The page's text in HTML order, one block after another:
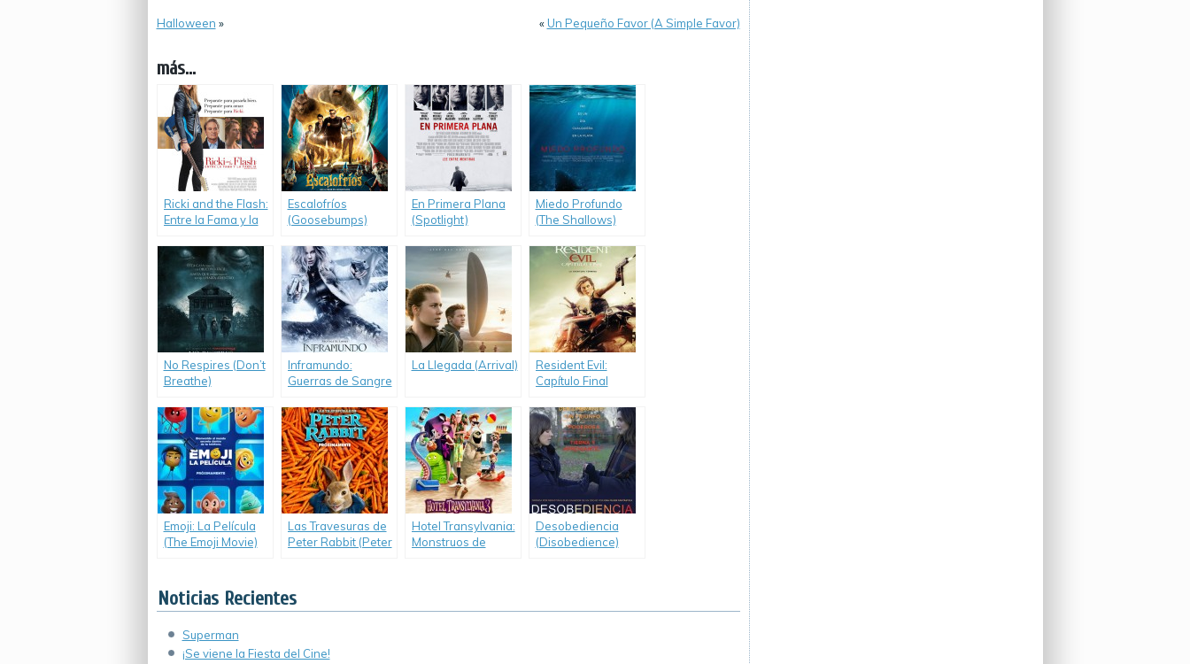
Halloween » «Un Pequeño Favor (A Simple Favor)
más...
Ricki and the Flash:
Entre la Fama y la
the Flash)
Escalofríos
(Goosebumps)
En Primera Plana
(Spotlight)
Miedo Profundo
(The Shallows)
No Respires (Don’t
Breathe)
Inframundo:
Guerras de Sangre
Wars)
La Llegada (Arrival)
Resident Evil:
Capítulo Final
Final Chapter)
Emoji: La Película
(The Emoji Movie)
Las Travesuras de
Peter Rabbit (Peter
Hotel Transylvania:
Monstruos de
Desobediencia
(Disobedience)
Noticias Recientes
Superman
¡Se viene la Fiesta del Cine!